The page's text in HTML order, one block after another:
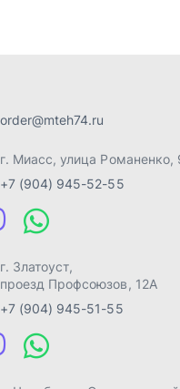
г. Челябинск,Свердловский
тракт, 3Е
Отправить заявку